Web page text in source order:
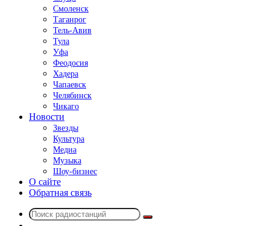
Смоленск
Таганрог
Тель-Авив
Тула
Уфа
Феодосия
Хадера
Чапаевск
Челябинск
Чикаго
Новости
Звезды
Культура
Медиа
Музыка
Шоу-бизнес
О сайте
Обратная связь
Поиск